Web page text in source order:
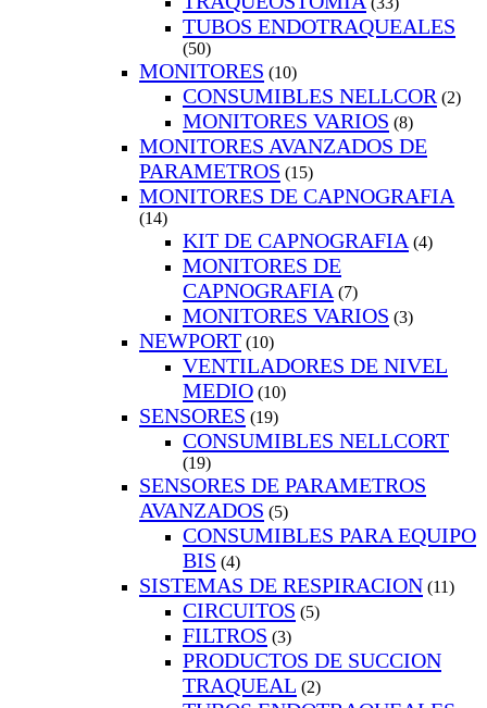
TUBOS ENDOTRAQUEALES
(50)
MONITORES (10)
CONSUMIBLES NELLCOR (2)
MONITORES VARIOS (8)
MONITORES AVANZADOS DE
PARAMETROS (15)
MONITORES DE CAPNOGRAFIA
(14)
KIT DE CAPNOGRAFIA (4)
MONITORES DE
CAPNOGRAFIA (7)
MONITORES VARIOS (3)
NEWPORT (10)
VENTILADORES DE NIVEL
MEDIO (10)
SENSORES (19)
CONSUMIBLES NELLCORT
(19)
SENSORES DE PARAMETROS
AVANZADOS (5)
CONSUMIBLES PARA EQUIPO
BIS (4)
SISTEMAS DE RESPIRACION (11)
CIRCUITOS (5)
FILTROS (3)
PRODUCTOS DE SUCCION
TRAQUEAL (2)